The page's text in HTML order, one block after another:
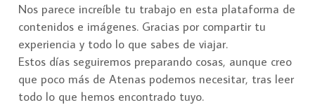
Nos parece increíble tu trabajo en esta plataforma de
contenidos e imágenes. Gracias por compartir tu
experiencia y todo lo que sabes de viajar.
Estos días seguiremos preparando cosas, aunque creo
que poco más de Atenas podemos necesitar, tras leer
todo lo que hemos encontrado tuyo.